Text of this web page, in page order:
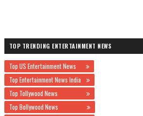
TOP TRENDING ENTERTAINMENT NEWS
Top US Entertainment News
Top Entertainment News India
Top Tollywood News
Top Bollywood News